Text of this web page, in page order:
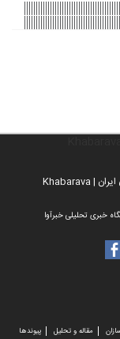
پایگاه خبری تحلیلی خبر آوا | اخبار موسیقی ایران | Khabarava
خبری تحلیلی خبرآوا
مقاله و تحلیل پیوندها